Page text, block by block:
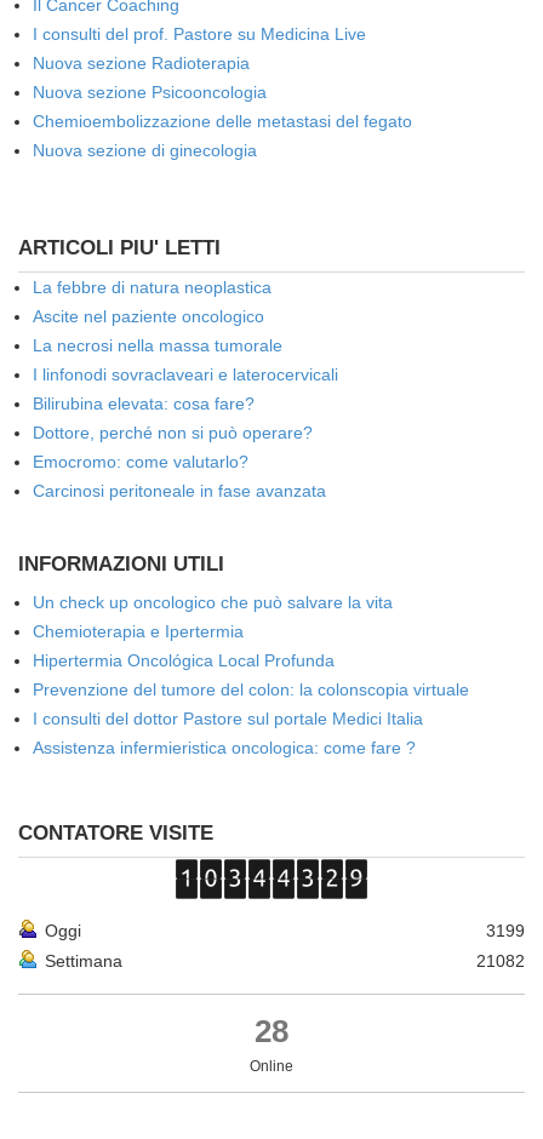
Il Cancer Coaching
I consulti del prof. Pastore su Medicina Live
Nuova sezione Radioterapia
Nuova sezione Psicooncologia
Chemioembolizzazione delle metastasi del fegato
Nuova sezione di ginecologia
ARTICOLI PIU' LETTI
La febbre di natura neoplastica
Ascite nel paziente oncologico
La necrosi nella massa tumorale
I linfonodi sovraclaveari e laterocervicali
Bilirubina elevata: cosa fare?
Dottore, perché non si può operare?
Emocromo: come valutarlo?
Carcinosi peritoneale in fase avanzata
INFORMAZIONI UTILI
Un check up oncologico che può salvare la vita
Chemioterapia e Ipertermia
Hipertermia Oncológica Local Profunda
Prevenzione del tumore del colon: la colonscopia virtuale
I consulti del dottor Pastore sul portale Medici Italia
Assistenza infermieristica oncologica: come fare ?
CONTATORE VISITE
Oggi
3199
Settimana
21082
28
Online